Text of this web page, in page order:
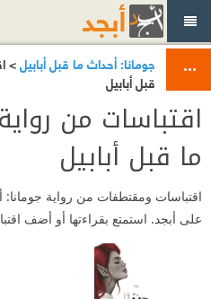
جومانا: أحداث ما قبل أبابيل>
قبل أبابيل
اقتباسات من
ما قبل أبابيل
اقتباسات ومقتطفات من رواية جومانا:
على أبجد. استمتع بقراءتها أو أضف